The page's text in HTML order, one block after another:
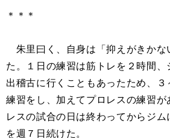
＊＊＊
朱里曰く、自身は「抑えがきかな
た。１日の練習は筋トレを２時間、
出稽古に行くこともあったため、
練習をし、加えてプロレスの練習が
レスの試合の日は終わってからジ
を週７日続けた。